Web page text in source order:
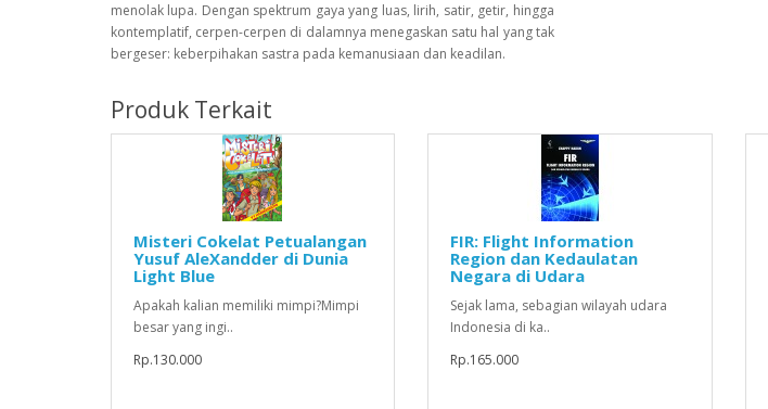
menolak lupa. Dengan spektrum gaya yang luas, lirih, satir, getir, hingga
kontemplatif, cerpen-cerpen di dalamnya menegaskan satu hal yang tak
bergeser: keberpihakan sastra pada kemanusiaan dan keadilan.
Produk Terkait
Misteri Cokelat Petualangan
Yusuf AleXandder di Dunia
Light Blue
Apakah kalian memiliki mimpi?Mimpi
besar yang ingi..
Rp.130.000
FIR: Flight Information
Region dan Kedaulatan
Negara di Udara
Sejak lama, sebagian wilayah udara
Indonesia di ka..
Rp.165.000